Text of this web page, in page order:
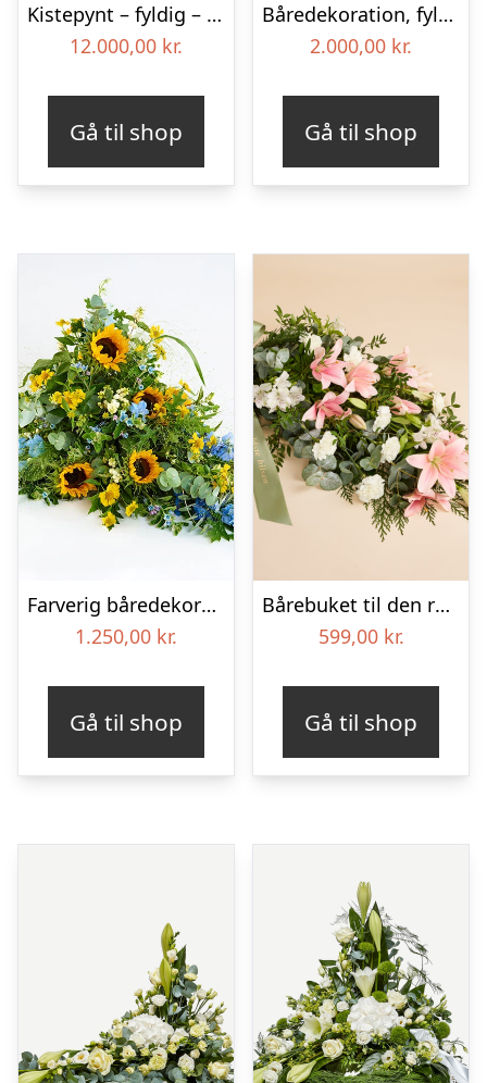
Kistepynt – fyldig – Blomster til begravelse
12.000,00 kr.
Gå til shop
Båredekoration, fyldig – Blomster til begravelse
2.000,00 kr.
Gå til shop
Farverig båredekoration i gul og blå – Blomster til begravelse
1.250,00 kr.
Gå til shop
Bårebuket til den rolige afsked med bånd
599,00 kr.
Gå til shop